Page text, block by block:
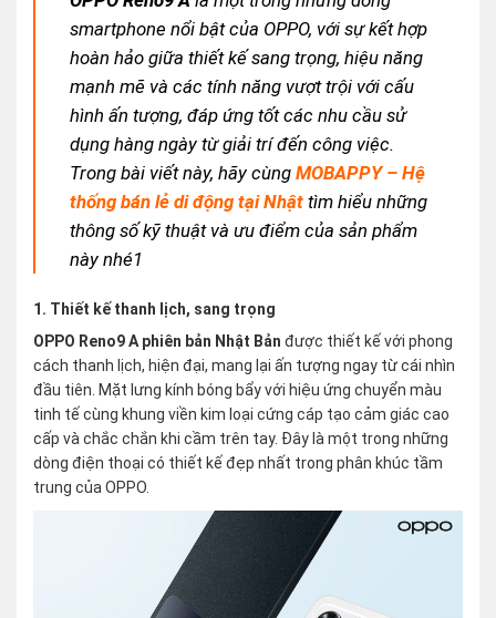
smartphone nổi bật của OPPO, với sự kết hợp
hoàn hảo giữa thiết kế sang trọng, hiệu năng
mạnh mẽ và các tính năng vượt trội với cấu
hình ấn tượng, đáp ứng tốt các nhu cầu sử
dụng hàng ngày từ giải trí đến công việc.
Trong bài viết này, hãy cùngMOBAPPY – Hệ
thống bán lẻ di động tại Nhật tìm hiểu những
thông số kỹ thuật và ưu điểm của sản phẩm
này nhé1
1. Thiết kế thanh lịch, sang trọng
OPPO Reno9 A phiên bản Nhật Bản được thiết kế với phong
cách thanh lịch, hiện đại, mang lại ấn tượng ngay từ cái nhìn
đầu tiên. Mặt lưng kính bóng bẩy với hiệu ứng chuyển màu
tinh tế cùng khung viền kim loại cứng cáp tạo cảm giác cao
cấp và chắc chắn khi cầm trên tay. Đây là một trong những
dòng điện thoại có thiết kế đẹp nhất trong phân khúc tầm
trung của OPPO.